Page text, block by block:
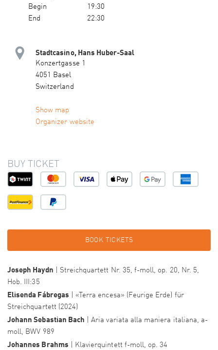
Begin
19:30
End
22:30
Stadtcasino, Hans Huber-Saal
Konzertgasse 1
4051 Basel
Switzerland
Show map
Organizer website
BUY TICKET
BOOK TICKETS
Joseph Haydn | Streichquartett Nr. 35, f-moll, op. 20, Nr. 5,
Hob. III:35
Elisenda Fábregas | «Terra encesa» (Feurige Erde) für
Streichquartett (2024)
Johann Sebastian Bach | Aria variata alla maniera italiana, a-
moll, BWV 989
Johannes Brahms | Klavierquintett f-moll, op. 34